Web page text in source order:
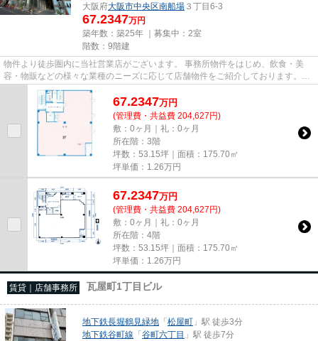
大阪府大阪市中央区南船場 ３丁目6-3
67.2347万円
築年数：築25年 ｜募集中： 2室
階数：9階建
物件より徒歩圏内に当社営業店がございます。 事務所物件をはじめ、飲食・美
容・物販などの様々な業種のニーズに応じて店舗物件をご紹介しております。
尚、弊社ではおとり広告は一切...
67.2347万円
(管理費・共益費 204,627円)
敷：0ヶ月｜礼：0ヶ月
所在階：3階
坪数：53.15坪｜面積：175.70㎡
坪単価： 1.26万円
67.2347万円
(管理費・共益費 204,627円)
敷：0ヶ月｜礼：0ヶ月
所在階：4階
坪数：53.15坪｜面積：175.70㎡
坪単価： 1.26万円
賃貸｜店舗事務所 瓦屋町1丁目ビル
地下鉄長堀鶴見緑地 「松屋町 」駅 徒歩3分
地下鉄谷町線 「谷町六丁目 」駅 徒歩7分